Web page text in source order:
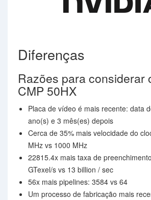
Diferenças
Razões para considerar
CMP 50HX
Placa de vídeo é mais recente: data
ano(s) e 3 mês(es) depois
Cerca de 35% mais velocidade do
MHz vs 1000 MHz
22815.4x mais taxa de
GTexel/s vs 13 billion / sec
56x mais pipelines: 3584 vs 64
Um processo de fabricação mais